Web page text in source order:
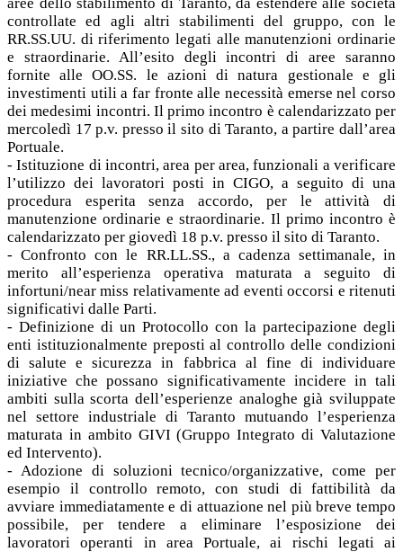
controllate ed agli altri stabilimenti del gruppo, con le
RR.SS.UU. di riferimento legati alle manutenzioni ordinarie
e straordinarie. All’esito degli incontri di aree saranno
fornite alle OO.SS. le azioni di natura gestionale e gli
investimenti utili a far fronte alle necessità emerse nel corso
dei medesimi incontri. Il primo incontro è calendarizzato per
mercoledì 17 p.v. presso il sito di Taranto, a partire dall’area
Portuale.
- Istituzione di incontri, area per area, funzionali a verificare
l’utilizzo dei lavoratori posti in CIGO, a seguito di una
procedura esperita senza accordo, per le attività di
manutenzione ordinarie e straordinarie. Il primo incontro è
calendarizzato per giovedì 18 p.v. presso il sito di Taranto.
- Confronto con le RR.LL.SS., a cadenza settimanale, in
merito all’esperienza operativa maturata a seguito di
infortuni/near miss relativamente ad eventi occorsi e ritenuti
significativi dalle Parti.
- Definizione di un Protocollo con la partecipazione degli
enti istituzionalmente preposti al controllo delle condizioni
di salute e sicurezza in fabbrica al fine di individuare
iniziative che possano significativamente incidere in tali
ambiti sulla scorta dell’esperienze analoghe già sviluppate
nel settore industriale di Taranto mutuando l’esperienza
maturata in ambito GIVI (Gruppo Integrato di Valutazione
ed Intervento).
- Adozione di soluzioni tecnico/organizzative, come per
esempio il controllo remoto, con studi di fattibilità da
avviare immediatamente e di attuazione nel più breve tempo
possibile, per tendere a eliminare l’esposizione dei
lavoratori operanti in area Portuale, ai rischi legati ai